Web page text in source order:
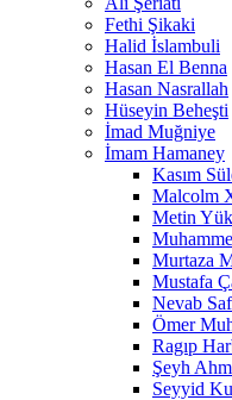
Fethi Şikaki
Halid İslambuli
Hasan El Benna
Hasan Nasrallah
Hüseyin Beheşti
İmad Muğniye
İmam Hamaney
Kasım
Malcolm
Metin
Murtaza
Mustafa
Nevab
Ömer
Ragıp
Şeyh
Seyyid